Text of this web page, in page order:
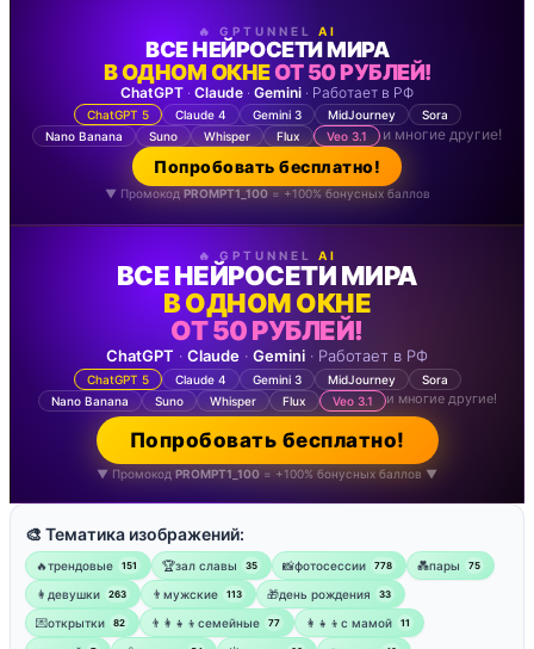
🔥 GPTUNNEL AI
ВСЕ НЕЙРОСЕТИ МИРА
В ОДНОМ ОКНЕОТ 50 РУБЛЕЙ!
ChatGPT · Claude · Gemini · Работает в РФ
ChatGPT 5 Claude 4 Gemini 3 MidJourney
Sora
Nano Banana
Suno Whisper Flux Veo 3.1 и многие другие!
Попробовать бесплатно!
▼ Промокод PROMPT1_100= +100% бонусных баллов
🔥 GPTUNNEL AI
ВСЕ НЕЙРОСЕТИ МИРА
В ОДНОМ ОКНЕ
ОТ 50 РУБЛЕЙ!
ChatGPT · Claude · Gemini · Работает в РФ
ChatGPT 5 Claude 4 Gemini 3 MidJourney
Sora
Nano Banana
Suno Whisper Flux Veo 3.1 и многие другие!
Попробовать бесплатно!
▼ Промокод PROMPT1_100 = +100% бонусных баллов ▼
🎨 Тематика изображений:
🔥трендовые 151 🏆зал славы 35 📸фотосессии 778 💑пары 75
👩девушки 263 👨мужские 113 🎁день рождения 33
💌открытки 82 👨‍👩‍👧‍👦семейные 77 👩‍👧‍👦с мамой 11